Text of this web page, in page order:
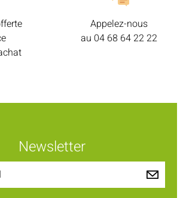
Appelez-nous
au 04 68 64 22 22
Newsletter